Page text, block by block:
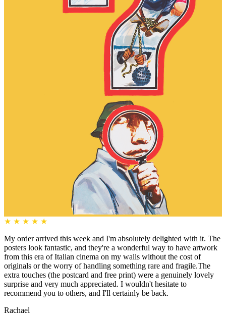
★ ★ ★ ★ ★
My order arrived this week and I'm absolutely delighted with it. The
posters look fantastic, and they're a wonderful way to have artwork
from this era of Italian cinema on my walls without the cost of
originals or the worry of handling something rare and fragile.The
extra touches (the postcard and free print) were a genuinely lovely
surprise and very much appreciated. I wouldn't hesitate to
recommend you to others, and I'll certainly be back.
Rachael